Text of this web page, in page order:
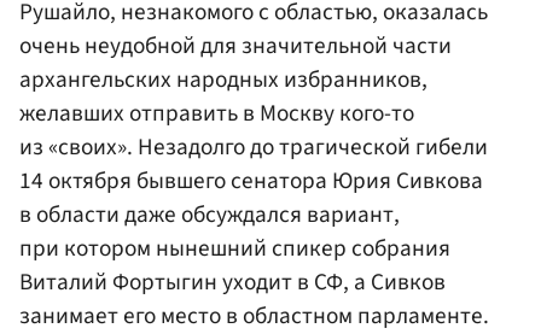
Рушайло, незнакомого с областью, оказалась
очень неудобной для значительной части
архангельских народных избранников,
желавших отправить в Москву кого-то
из «своих». Незадолго до трагической гибели
14 октября бывшего сенатора Юрия Сивкова
в области даже обсуждался вариант,
при котором нынешний спикер собрания
Виталий Фортыгин уходит в СФ, а Сивков
занимает его место в областном парламенте.